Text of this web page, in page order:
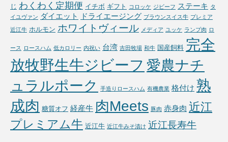
じ わくわく定期便 イチボ ギフト コロッケ ジビーフ ステーキ タ
イユヴァン ダイエット ドライエージング ブラウンスイス牛 プレミア
近江牛 ホルモン ホワイトヴィール メディア ユッケ ランプ肉 ロ
ース ロースハム 低カロリー 内祝い 台湾 吉田牧場 和牛 国産飼料 完全
放牧野生牛ジビーフ 愛農ナチ
ュラルポーク
手造りロースハム 有機農業 格付け 熟
成肉 糖質オフ 経産牛 肉Meets 豚肉 赤身肉 近江
プレミアム牛 近江牛 近江牛みそ漬け 近江長寿牛